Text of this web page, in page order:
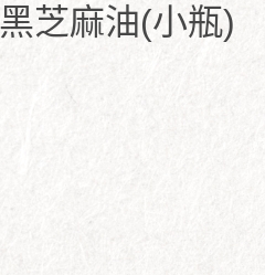
芝麻油(小瓶)